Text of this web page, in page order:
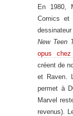
En 1980,
Comics et
New Teen
opus
créent de
et Raven.
permet à
Marvel
revenus).